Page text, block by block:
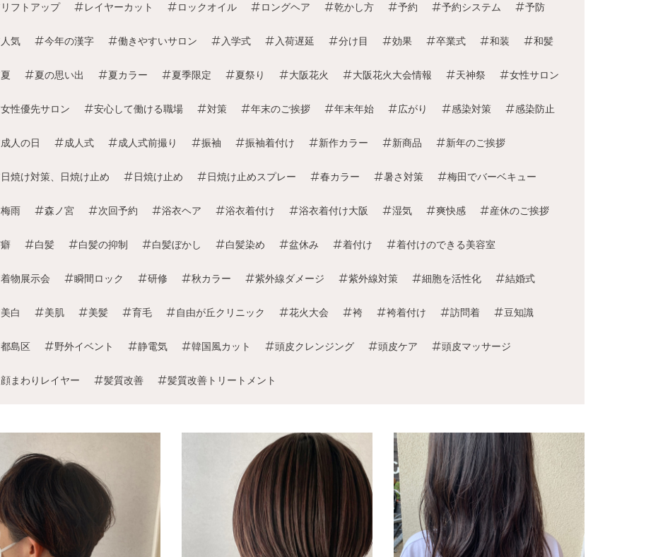
リフトアップ レイヤーカット ロックオイル ロングヘア 乾かし方 予約 予約システム 予防
人気 今年の漢字 働きやすいサロン 入学式 入荷遅延 分け目 効果 卒業式 和装 和髪
夏 夏の思い出 夏カラー 夏季限定 夏祭り 大阪花火 大阪花火大会情報 天神祭 女性サロン
女性優先サロン 安心して働ける職場 対策 年末のご挨拶 年末年始 広がり 感染対策 感染防止
成人の日 成人式 成人式前撮り 振袖 振袖着付け 新作カラー 新商品 新年のご挨拶
日焼け対策、日焼け止め 日焼け止め 日焼け止めスプレー 春カラー 暑さ対策 梅田でバーベキュー
梅雨 森ノ宮 次回予約 浴衣ヘア 浴衣着付け 浴衣着付け大阪 湿気 爽快感 産休のご挨拶
癖 白髪 白髪の抑制 白髪ぼかし 白髪染め 盆休み 着付け 着付けのできる美容室
着物展示会 瞬間ロック 研修 秋カラー 紫外線ダメージ 紫外線対策 細胞を活性化 結婚式
美白 美肌 美髪 育毛 自由が丘クリニック 花火大会 袴 袴着付け 訪問着 豆知識
都島区 野外イベント 静電気 韓国風カット 頭皮クレンジング 頭皮ケア 頭皮マッサージ
顔まわりレイヤー 髪質改善 髪質改善トリートメント